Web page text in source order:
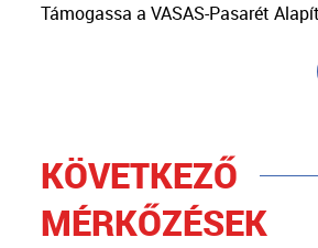
Támogassa a VASAS-Pasarét
KÖVETKEZŐ
MÉRKŐZÉSEK